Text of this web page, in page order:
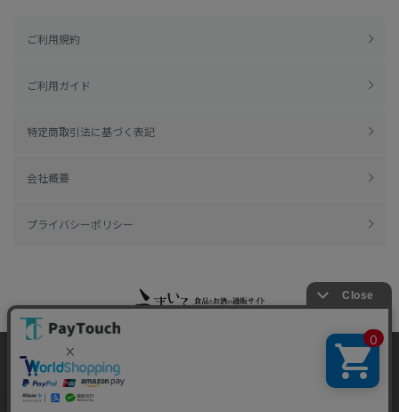
ご利用規約
ご利用ガイド
特定商取引法に基づく表記
会社概要
プライバシーポリシー
Copyright 2022
Powered by Watahan Partners Co., Ltd.
当ウェブサイトでは、お客様により良いサービス
をご提供するため、クッキーを利用しています。
サイト利用を継続することにより、クッキーの使
同意する